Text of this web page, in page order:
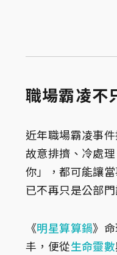
職場霸凌不
近年職場霸凌事
故意排擠、冷處
你」，都可能讓
已不再只是公部
《明星算算鍋》
丰，便從生命靈數